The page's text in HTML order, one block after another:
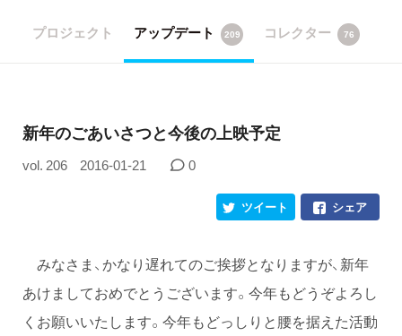
プロジェクト アップデート 209 コレクター 76
新年のごあいさつと今後の上映予定
vol. 206 2016-01-21 0
シェア
ツイート
みなさま、かなり遅れてのご挨拶となりますが、新年
あけましておめでとうございます。今年もどうぞよろし
くお願いいたします。今年もどっしりと腰を据えた活動